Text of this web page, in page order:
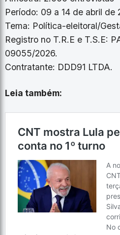
Período: 09 a 14 de abril de
Tema: Política-eleitoral/
Registro no T.R.E e T.S.E:
09055/2026.
Contratante: DDD91 LTDA.
Leia também: